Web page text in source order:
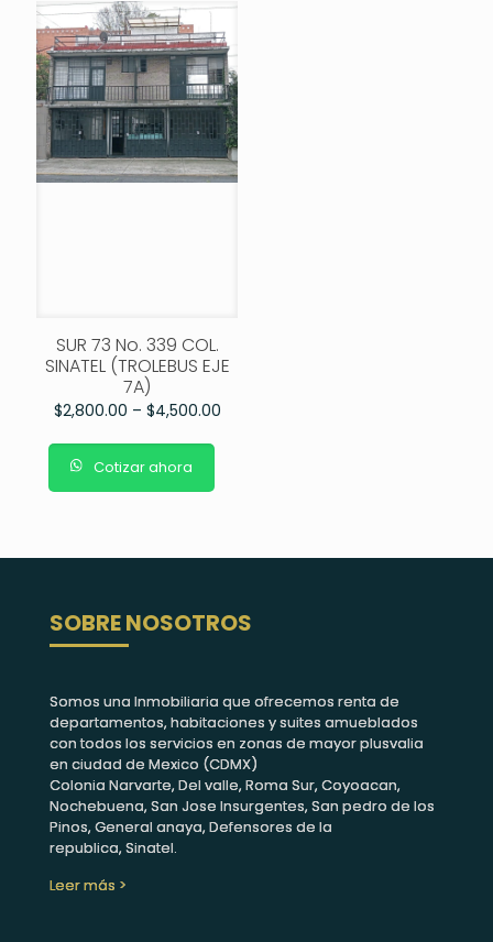
SUR 73 No. 339 COL.
SINATEL (TROLEBUS EJE
7A)
$2,800.00 – $4,500.00
Cotizar ahora
SOBRE NOSOTROS
Somos una Inmobiliaria que ofrecemos renta de
departamentos, habitaciones y suites amueblados
con todos los servicios en zonas de mayor plusvalia
en ciudad de Mexico (CDMX)
Colonia Narvarte, Del valle, Roma Sur, Coyoacan,
Nochebuena, San Jose Insurgentes, San pedro de los
Pinos, General anaya, Defensores de la
republica, Sinatel.
Leer más >